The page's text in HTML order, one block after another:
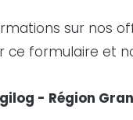
sur nos
ce formulaire et
- Région